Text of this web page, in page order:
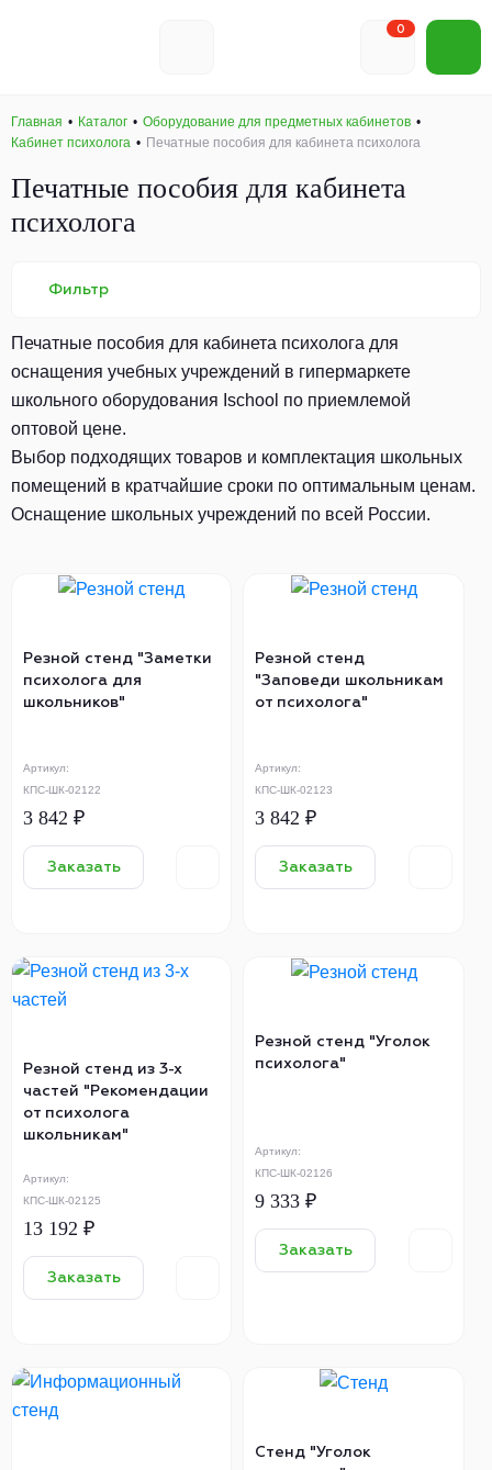
0
Главная Каталог
Оборудование для предметных кабинетов
Кабинет психолога
Печатные пособия для кабинета психолога
Печатные пособия для кабинета
психолога
Фильтр
Печатные пособия для кабинета психолога для
оснащения учебных учреждений в гипермаркете
школьного оборудования Ischool по приемлемой
оптовой цене.
Выбор подходящих товаров и комплектация школьных
помещений в кратчайшие сроки по оптимальным ценам.
Оснащение школьных учреждений по всей России.
Артикул:
КПС-ШК-02122
Резной стенд "Заметки
психолога для
школьников"
3 842 ₽
Заказать
Артикул:
КПС-ШК-02123
Резной стенд
"Заповеди школьникам
от психолога"
3 842 ₽
Заказать
Артикул:
КПС-ШК-02125
Резной стенд из 3-х
частей "Рекомендации
от психолога
школьникам"
13 192 ₽
Заказать
Артикул:
КПС-ШК-02126
Резной стенд "Уголок
психолога"
9 333 ₽
Заказать
Стенд "Уголок